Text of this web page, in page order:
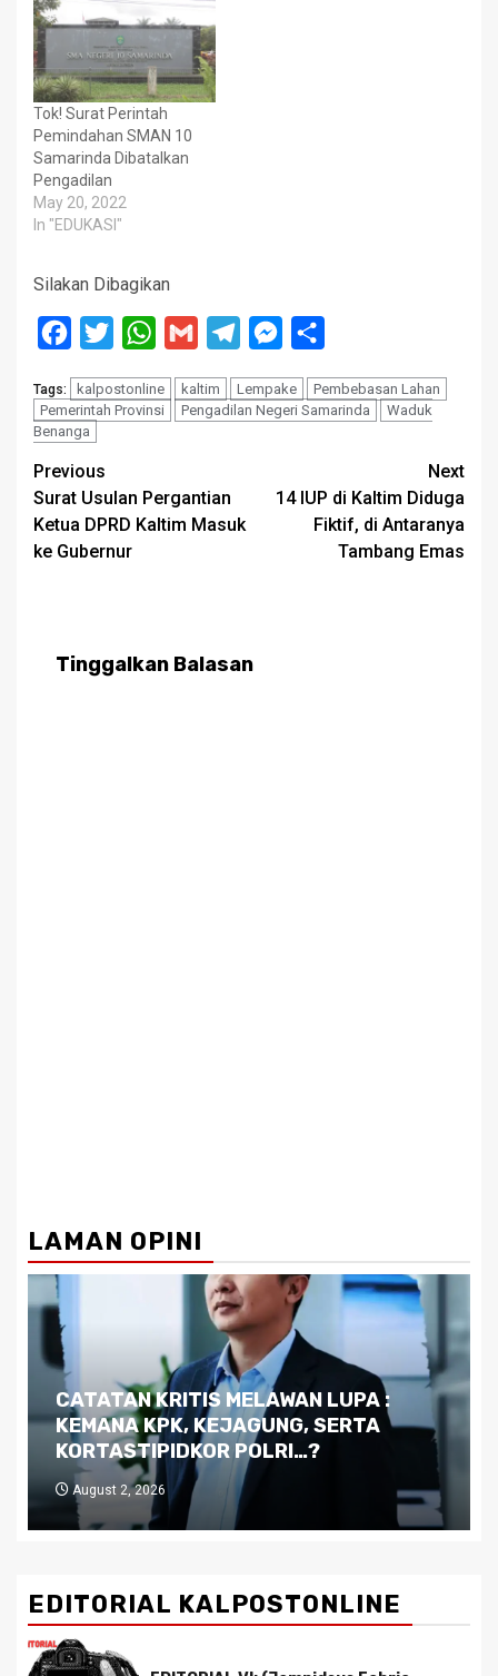
Tok! Surat Perintah
Pemindahan SMAN 10
Samarinda Dibatalkan
Pengadilan
May 20, 2022
In "EDUKASI"
Silakan Dibagikan
Facebook
Twitter WhatsApp
Gmail TelegramMessenger
Tags: kalpostonline kaltim Lempake
Pembebasan Lahan
Pemerintah Provinsi
Pengadilan Negeri Samarinda
Waduk
Benanga
Post
navigation
Previous
Surat Usulan Pergantian
Ketua DPRD Kaltim Masuk
ke Gubernur
Next
14 IUP di Kaltim Diduga
Fiktif, di Antaranya
Tambang Emas
Tinggalkan Balasan
LAMAN OPINI
Dilema Kaltim di Tengah Krisis:
Kutukan Sumber Daya Alam dan
Pemimpin yang Tak Kreatif
July 29, 2026
EDITORIAL KALPOSTONLINE